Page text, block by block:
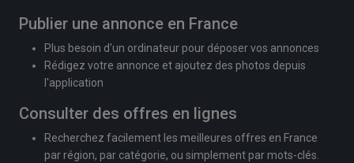
Publier une annonce en France
Plus besoin d'un ordinateur pour déposer vos annonces
Rédigez votre annonce et ajoutez des photos depuis
l'application
Consulter des offres en lignes
Recherchez facilement les meilleures offres en France
par région, par catégorie, ou simplement par mots-clés.